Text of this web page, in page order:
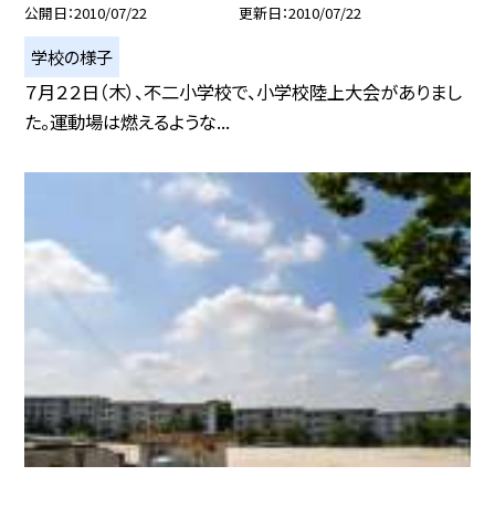
公開日 2010/07/22 更新日 2010/07/22
学校の様子
７月２２日（木）、不二小学校で、小学校陸上大会がありまし
た。運動場は燃えるような...